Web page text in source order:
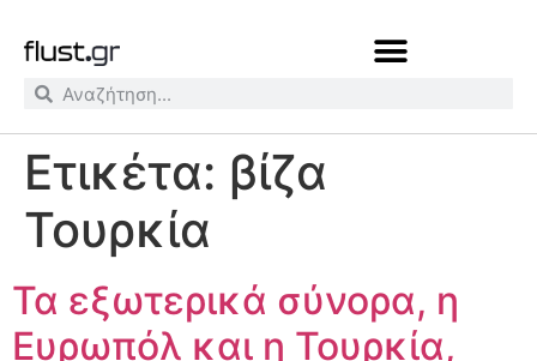
Ετικέτα: βίζα
Τουρκία
Τα εξωτερικά σύνορα, η
Ευρωπόλ και η Τουρκία,